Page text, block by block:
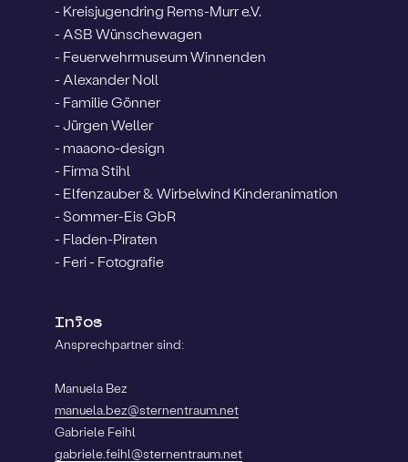
- Kreisjugendring Rems-Murr e.V.
- ASB Wünschewagen
- Feuerwehrmuseum Winnenden
- Alexander Noll
- Familie Gönner
- Jürgen Weller
- maaono-design
- Firma Stihl
- Elfenzauber & Wirbelwind Kinderanimation
- Sommer-Eis GbR
- Fladen-Piraten
- Feri - Fotografie
Infos
Ansprechpartner sind:
Manuela Bez
manuela.bez@sternentraum.net
Gabriele Feihl
gabriele.feihl@sternentraum.net